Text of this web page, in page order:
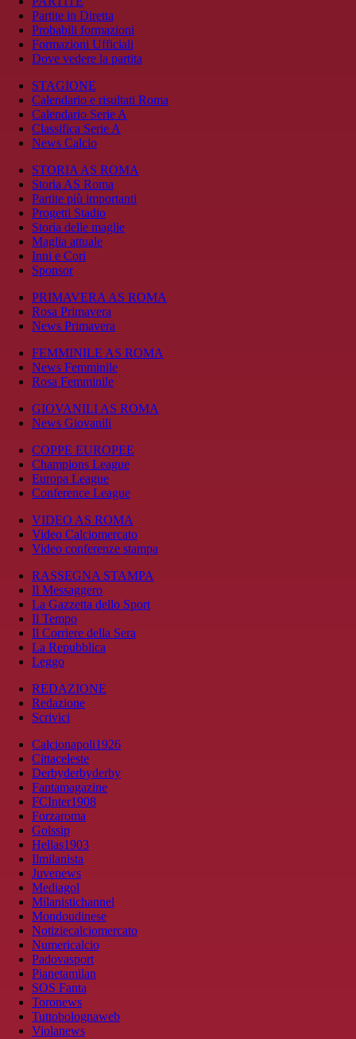
Partite in Diretta
Probabili formazioni
Formazioni Ufficiali
Dove vedere la partita
STAGIONE
Calendario e risultati Roma
Calendario Serie A
Classifica Serie A
News Calcio
STORIA AS ROMA
Storia AS Roma
Partite più importanti
Progetti Stadio
Storia delle maglie
Maglia attuale
Inni e Cori
Sponsor
PRIMAVERA AS ROMA
Rosa Primavera
News Primavera
FEMMINILE AS ROMA
News Femminile
Rosa Femminile
GIOVANILI AS ROMA
News Giovanili
COPPE EUROPEE
Champions League
Europa League
Conference League
VIDEO AS ROMA
Video Calciomercato
Video conferenze stampa
RASSEGNA STAMPA
Il Messaggero
La Gazzetta dello Sport
Il Tempo
Il Corriere della Sera
La Repubblica
Leggo
REDAZIONE
Redazione
Scrivici
Calcionapoli1926
Cittaceleste
Derbyderbyderby
Fantamagazine
FCInter1908
Forzaroma
Golssip
Hellas1903
Ilmilanista
Juvenews
Mediagol
Milanistichannel
Mondoudinese
Notiziecalciomercato
Numericalcio
Padovasport
Pianetamilan
SOS Fanta
Toronews
Tuttobolognaweb
Violanews